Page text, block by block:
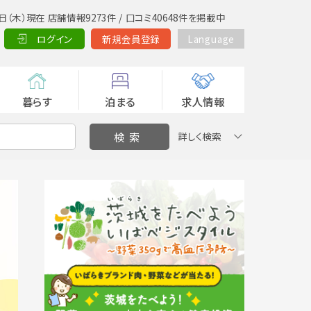
（木）現在 店舗情報9273件 / 口コミ40648件を掲載中
ログイン
新規会員登録 Language
暮らす 泊まる 求人情報
詳しく検索